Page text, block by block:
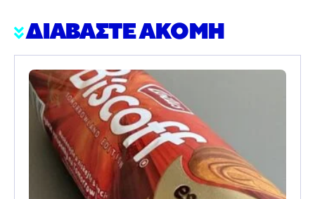
ΔΙΑΒΑΣΤΕ ΑΚΟΜΗ